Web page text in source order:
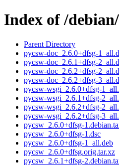
Index of /
Parent Directory
pycsw-doc_2.6.0+dfsg-
pycsw-doc_2.6.1+dfsg-
pycsw-doc_2.6.2+dfsg-
pycsw-doc_2.6.2+dfsg-
pycsw-wsgi_2.6.0+dfsg-
pycsw-wsgi_2.6.1+dfsg-
pycsw-wsgi_2.6.2+dfsg-
pycsw-wsgi_2.6.2+dfsg-
pycsw_2.6.0+dfsg-
pycsw_2.6.0+dfsg-1.dsc
pycsw_2.6.0+dfsg-1_all.deb
pycsw_2.6.0+dfsg.orig.tar.xz
pycsw_2.6.1+dfsg-